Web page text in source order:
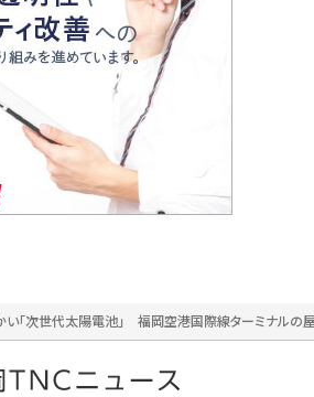
い「次世代太陽電池」 福岡空港国際線ターミナ